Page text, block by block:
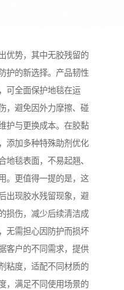
优势，其中无胶残留的
护的新选择。产品韧性
可全面保护地毯在运
，避免因外力摩擦、碰
护与更换成本。在胶黏
添加多种特殊助剂优化
地毯表面，不易起翘、
。更值得一提的是，这
出现胶水残留现象，避
损伤，减少后续清洁成
无需担心因防护而损坏
客户的不同需求，提供
粘度，适配不同材质的
，满足不同使用场景的